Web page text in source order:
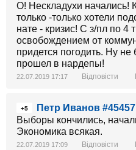
О! Нескладухи начались!
только -только хотели
нате - кризис! С з/пл по
освобождением от
придется погодить. Ну
прошел в нардепы!
22.07.2019 17:17 Відповісти
+5
Петр Иванов
Выборы кончились,
Экономика всякая.
22.07.2019 17:09 Відповісти